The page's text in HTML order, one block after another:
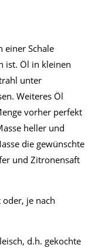
einer Schale
ist. Öl in kleinen
unter
Weiteres Öl
vorher perfekt
heller und
die gewünschte
und Zitronensaft
je nach
d.h. gekochte